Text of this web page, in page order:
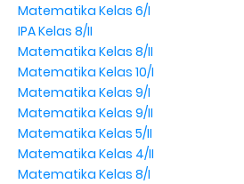
Matematika Kelas 6/I
IPA Kelas 8/II
Matematika Kelas 8/II
Matematika Kelas 10/I
Matematika Kelas 9/I
Matematika Kelas 9/II
Matematika Kelas 5/II
Matematika Kelas 4/II
Matematika Kelas 8/I